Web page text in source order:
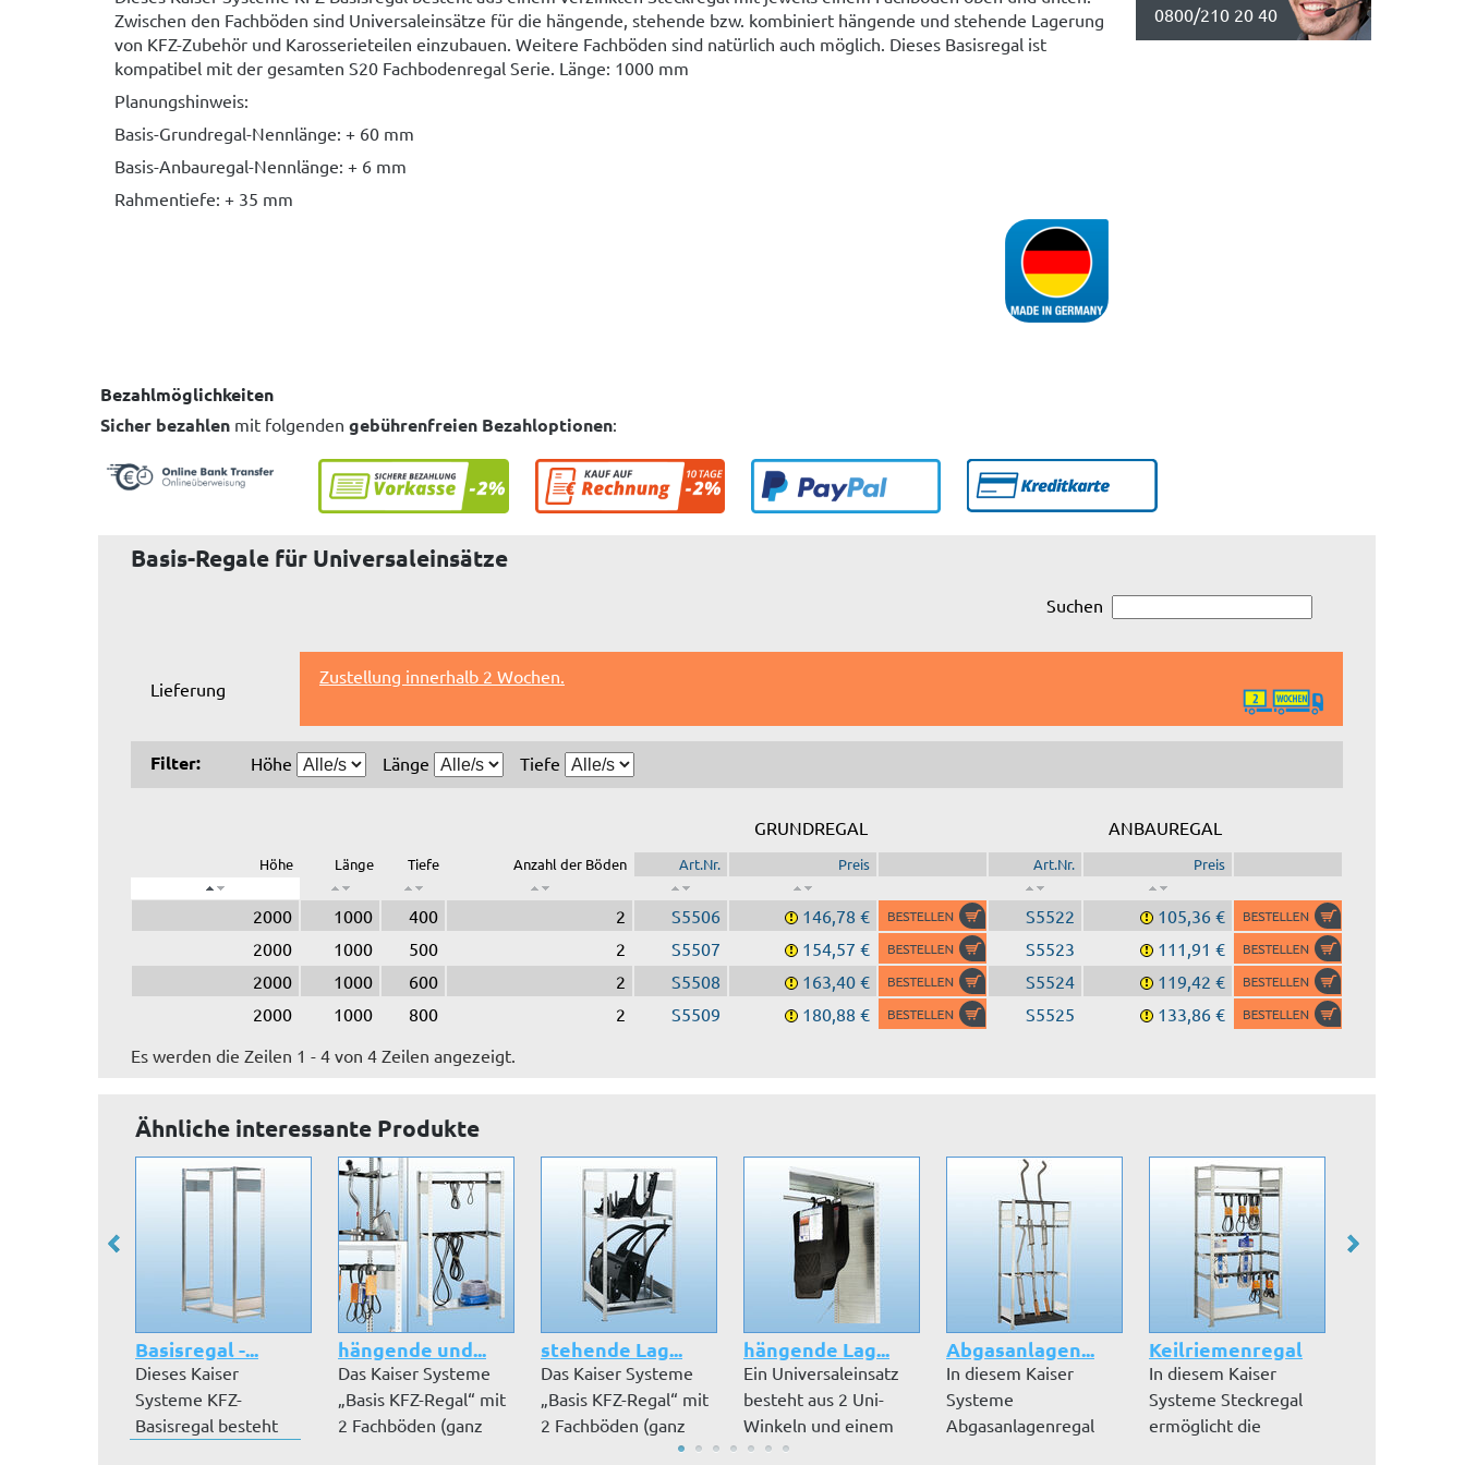
Zwischen den Fachböden sind Universaleinsätze für die hängende, stehende bzw. kombiniert hängende und stehende Lagerung
von KFZ-Zubehör und Karosserieteilen einzubauen. Weitere Fachböden sind natürlich auch möglich. Dieses Basisregal ist
kompatibel mit der gesamten S20 Fachbodenregal Serie. Länge: 1000 mm
Planungshinweis:
Basis-Grundregal-Nennlänge: + 60 mm
Basis-Anbauregal-Nennlänge: + 6 mm
Rahmentiefe: + 35 mm
0800/210 20 40
Bezahlmöglichkeiten
Sicher bezahlen mit folgenden gebührenfreien Bezahloptionen:
Basis-Regale für Universaleinsätze
Suchen
Lieferung
Zustellung innerhalb 2 Wochen.
Filter: Höhe Länge Tiefe
GRUNDREGAL ANBAUREGAL
Höhe Länge Tiefe Anzahl der Böden Art.Nr. Preis Art.Nr. Preis
2000 1000 400 2 S5506 146,78 € S5522
105,36 €
2000
1000 500 2 S5507 154,57 € S5523
111,91 €
2000
1000 600 2 S5508 163,40 € S5524
119,42 €
2000
1000 800 2 S5509 180,88 € S5525
133,86 €
Es werden die Zeilen 1 - 4 von 4 Zeilen angezeigt.
Ähnliche interessante Produkte
Basisregal -...
Dieses Kaiser
Systeme KFZ-
Basisregal besteht
hängende und...
Das Kaiser Systeme
„Basis KFZ-Regal“ mit
2 Fachböden (ganz
stehende Lag...
Das Kaiser Systeme
„Basis KFZ-Regal“ mit
2 Fachböden (ganz
hängende Lag...
Ein Universaleinsatz
besteht aus 2 Uni-
Winkeln und einem
Hängerohr...
Abgasanlagen...
In diesem Kaiser
Systeme
Abgasanlagenregal
Keilriemenregal
In diesem Kaiser
Systeme Steckregal
ermöglicht die